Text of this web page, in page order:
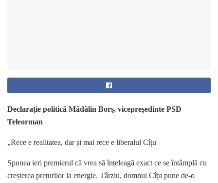
Declarație politică Mădălin Borș, vicepreședinte PSD
Teleorman
„Rece e realitatea, dar și mai rece e liberalul Cîțu
Spunea ieri premierul că vrea să înțeleagă exact ce se întâmplă cu
creșterea prețurilor la energie. Târziu, domnul Cîțu pune de-o